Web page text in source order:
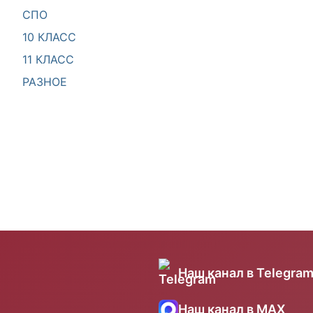
СПО
10 КЛАСС
11 КЛАСС
РАЗНОЕ
Наш канал в Telegram
Наш канал в MAX